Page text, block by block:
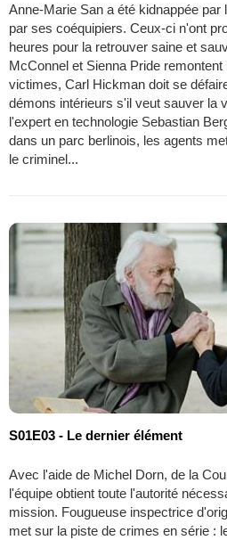
Anne-Marie San a été kidnappée par
par ses coéquipiers. Ceux-ci n'ont
heures pour la retrouver saine et
McConnel et Sienna Pride
victimes, Carl Hickman doit se
démons intérieurs s'il veut sauver la
l'expert en technologie Sebastian
dans un parc berlinois, les agents
le criminel...
S01E03 - Le dernier élément
Avec l'aide de Michel Dorn, de la
l'équipe obtient toute l'autorité
mission. Fougueuse inspectrice
met sur la piste de crimes en série :